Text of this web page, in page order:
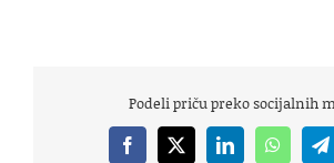
Podeli priču preko socijalnih
Facebook
X LinkedIn